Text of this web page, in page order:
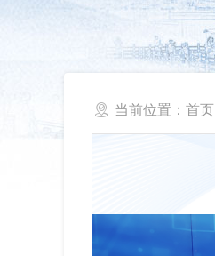
 当前位置： 首页